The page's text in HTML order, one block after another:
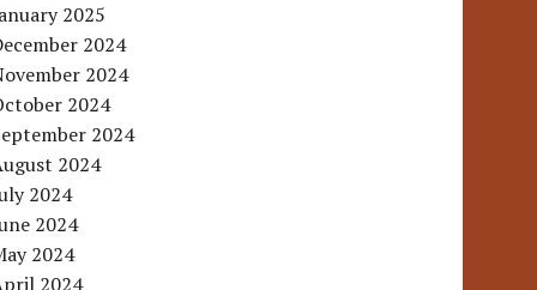
2025
2024
2024
2024
2024
2024
2024
2024
2024
2024